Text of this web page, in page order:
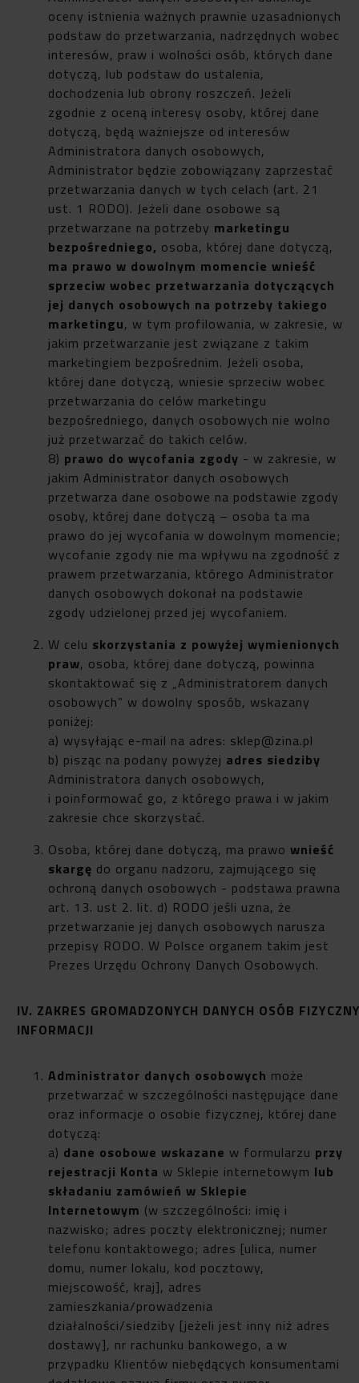
oceny istnienia ważnych prawnie uzasadnionych
podstaw do przetwarzania, nadrzędnych wobec
interesów, praw i wolności osób, których dane
dotyczą, lub podstaw do ustalenia,
dochodzenia lub obrony roszczeń. Jeżeli
zgodnie z oceną interesy osoby, której dane
dotyczą, będą ważniejsze od interesów
Administratora danych osobowych,
Administrator będzie zobowiązany zaprzestać
przetwarzania danych w tych celach (art. 21
ust. 1 RODO). Jeżeli dane osobowe są
przetwarzane na potrzeby marketingu
bezpośredniego, osoba, której dane dotyczą,
ma prawo w dowolnym momencie wnieść
sprzeciw wobec przetwarzania dotyczących
jej danych osobowych na potrzeby takiego
marketingu, w tym profilowania, w zakresie, w
jakim przetwarzanie jest związane z takim
marketingiem bezpośrednim. Jeżeli osoba,
której dane dotyczą, wniesie sprzeciw wobec
przetwarzania do celów marketingu
bezpośredniego, danych osobowych nie wolno
już przetwarzać do takich celów.
8) prawo do wycofania zgody - w zakresie, w
jakim Administrator danych osobowych
przetwarza dane osobowe na podstawie zgody
osoby, której dane dotyczą – osoba ta ma
prawo do jej wycofania w dowolnym momencie;
wycofanie zgody nie ma wpływu na zgodność z
prawem przetwarzania, którego Administrator
danych osobowych dokonał na podstawie
zgody udzielonej przed jej wycofaniem.
W celu skorzystania z powyżej wymienionych
praw, osoba, której dane dotyczą, powinna
skontaktować się z „Administratorem danych
osobowych” w dowolny sposób, wskazany
poniżej:
a) wysyłając e-mail na adres: sklep@zina.pl
b) pisząc na podany powyżej adres siedziby
Administratora danych osobowych,
i poinformować go, z którego prawa i w jakim
zakresie chce skorzystać.
Osoba, której dane dotyczą, ma prawo wnieść
skargę do organu nadzoru, zajmującego się
ochroną danych osobowych - podstawa prawna
art. 13. ust 2. lit. d) RODO jeśli uzna, że
przetwarzanie jej danych osobowych narusza
przepisy RODO. W Polsce organem takim jest
Prezes Urzędu Ochrony Danych Osobowych.
IV. ZAKRES GROMADZONYCH DANYCH OSÓB
INFORMACJI
Administrator danych osobowych może
przetwarzać w szczególności następujące dane
oraz informacje o osobie fizycznej, której dane
dotyczą:
a) dane osobowe wskazane w formularzu przy
rejestracji Konta w Sklepie internetowym lub
składaniu zamówień w Sklepie
Internetowym (w szczególności: imię i
nazwisko; adres poczty elektronicznej; numer
telefonu kontaktowego; adres [ulica, numer
domu, numer lokalu, kod pocztowy,
miejscowość, kraj], adres
zamieszkania/prowadzenia
działalności/siedziby [jeżeli jest inny niż adres
dostawy], nr rachunku bankowego, a w
przypadku Klientów niebędących konsumentami